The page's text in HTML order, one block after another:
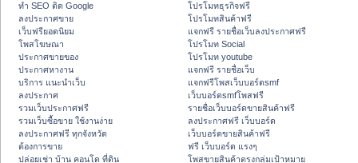
ทำ SEO ติด Google
ลงประกาศขาย
เว็บฟรียอดนิยม
โพสโฆษณา
ประกาศขายของ
ประกาศหางาน
บริการ แนะนำเว็บ
ลงประกาศ
รวมเว็บประกาศฟรี
รวมเว็บซื้อขาย ใช้งานง่าย
ลงประกาศฟรี ทุกจังหวัด
ต้องการขาย
ปล่อยเช่า บ้าน คอนโด ที่ดิน
โปรโมทธุรกิจฟรี
โปรโมทสินค้าฟรี
แจกฟรี รายชื่อเว็บลงประกาศฟรี
โปรโมท Social
โปรโมท youtube
แจกฟรี รายชื่อเว็บ
แจกฟรีโพสเว็บบอร์ดsmf
เว็บบอร์ดsmfโพสฟรี
รายชื่อเว็บบอร์ดขายสินค้าฟรี
ลงประกาศฟรี เว็บบอร์ด
เว็บบอร์ดขายสินค้าฟรี
ฟรี เว็บบอร์ด แรงๆ
โพสขายสินค้าตรงกลุ่มเป้าหมาย